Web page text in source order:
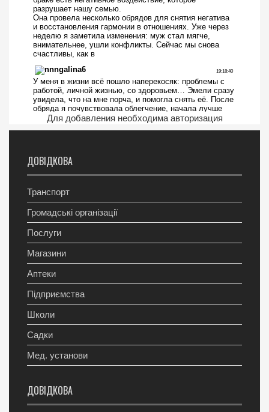
Для добавления необходима авторизация
ДОВІДКОВА
Транспорт
Громадські організації
Послуги
Магазини
Аптеки
Підприємства
Школи
Садки
Мед. установи
ДОВІДКОВА